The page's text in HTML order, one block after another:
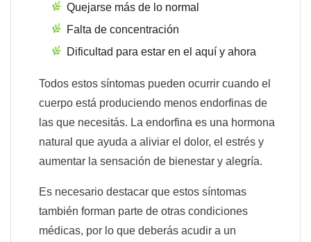
Quejarse más de lo normal
Falta de concentración
Dificultad para estar en el aquí y ahora
Todos estos síntomas pueden ocurrir cuando el
cuerpo está produciendo menos endorfinas de
las que necesitás. La endorfina es una hormona
natural que ayuda a aliviar el dolor, el estrés y
aumentar la sensación de bienestar y alegría.
Es necesario destacar que estos síntomas
también forman parte de otras condiciones
médicas, por lo que deberás acudir a un